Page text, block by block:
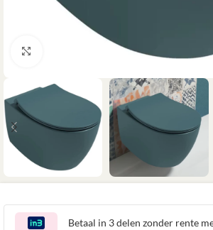
Klik om te vergroten
Betaal in 3 delen zonder rente